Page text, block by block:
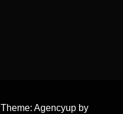
Theme: Agencyup by